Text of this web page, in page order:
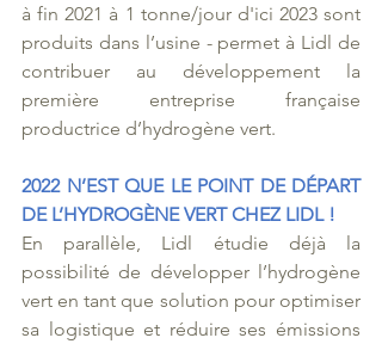
à fin 2021 à 1 tonne/jour d'ici 2023 sont
produits dans l’usine - permet à Lidl de
contribuer au développement la
première entreprise française
productrice d’hydrogène vert.
2022 N’EST QUE LE POINT DE DÉPART
DE L’HYDROGÈNE VERT CHEZ LIDL !
En parallèle, Lidl étudie déjà la
possibilité de développer l’hydrogène
vert en tant que solution pour optimiser
sa logistique et réduire ses émissions